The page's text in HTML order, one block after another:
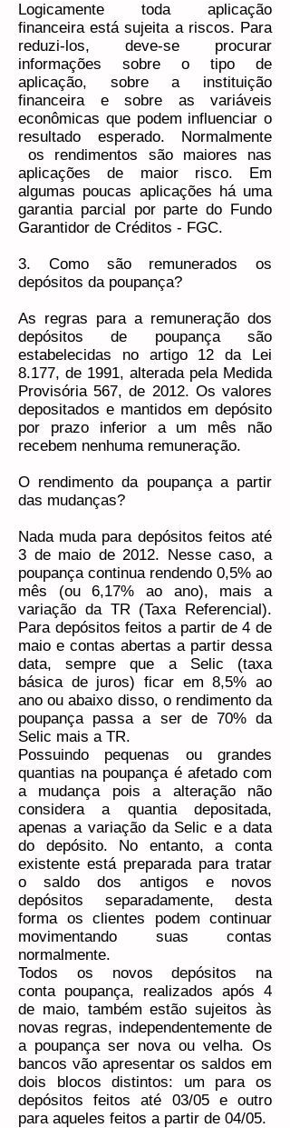
Logicamente toda aplicação
financeira está sujeita a riscos. Para
reduzi-los, deve-se procurar
informações sobre o tipo de
aplicação, sobre a instituição
financeira e sobre as variáveis
econômicas que podem influenciar o
resultado esperado. Normalmente
os rendimentos são maiores nas
aplicações de maior risco. Em
algumas poucas aplicações há uma
garantia parcial por parte do Fundo
Garantidor de Créditos - FGC.
3. Como são remunerados os
depósitos da poupança?
As regras para a remuneração dos
depósitos de poupança são
estabelecidas no artigo 12 da Lei
8.177, de 1991, alterada pela Medida
Provisória 567, de 2012. Os valores
depositados e mantidos em depósito
por prazo inferior a um mês não
recebem nenhuma remuneração.
O rendimento da poupança a partir
das mudanças?
Nada muda para depósitos feitos até
3 de maio de 2012. Nesse caso, a
poupança continua rendendo 0,5% ao
mês (ou 6,17% ao ano), mais a
variação da TR (Taxa Referencial).
Para depósitos feitos a partir de 4 de
maio e contas abertas a partir dessa
data, sempre que a Selic (taxa
básica de juros) ficar em 8,5% ao
ano ou abaixo disso, o rendimento da
poupança passa a ser de 70% da
Selic mais a TR.
Possuindo pequenas ou grandes
quantias na poupança é afetado com
a mudança pois a alteração não
considera a quantia depositada,
apenas a variação da Selic e a data
do depósito. No entanto, a conta
existente está preparada para tratar
o saldo dos antigos e novos
depósitos separadamente, desta
forma os clientes podem continuar
movimentando suas contas
normalmente.
Todos os novos depósitos na
conta poupança, realizados após 4
de maio, também estão sujeitos às
novas regras, independentemente de
a poupança ser nova ou velha. Os
bancos vão apresentar os saldos em
dois blocos distintos: um para os
depósitos feitos até 03/05 e outro
para aqueles feitos a partir de 04/05.